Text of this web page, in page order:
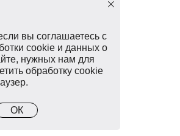
вы соглашаетесь с
cookie и данных о
нужных нам для
обработку cookie
ОК